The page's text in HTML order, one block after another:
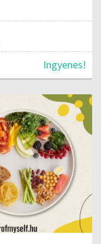
Ingyenes!